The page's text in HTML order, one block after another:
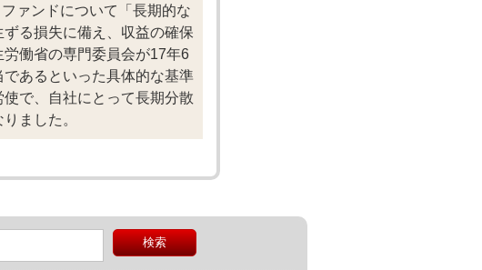
ァンドについて「長期的な
る損失に備え、収益の確保
働省の専門委員会が17年6
あるといった具体的な基準
で、自社にとって長期分散
ました。